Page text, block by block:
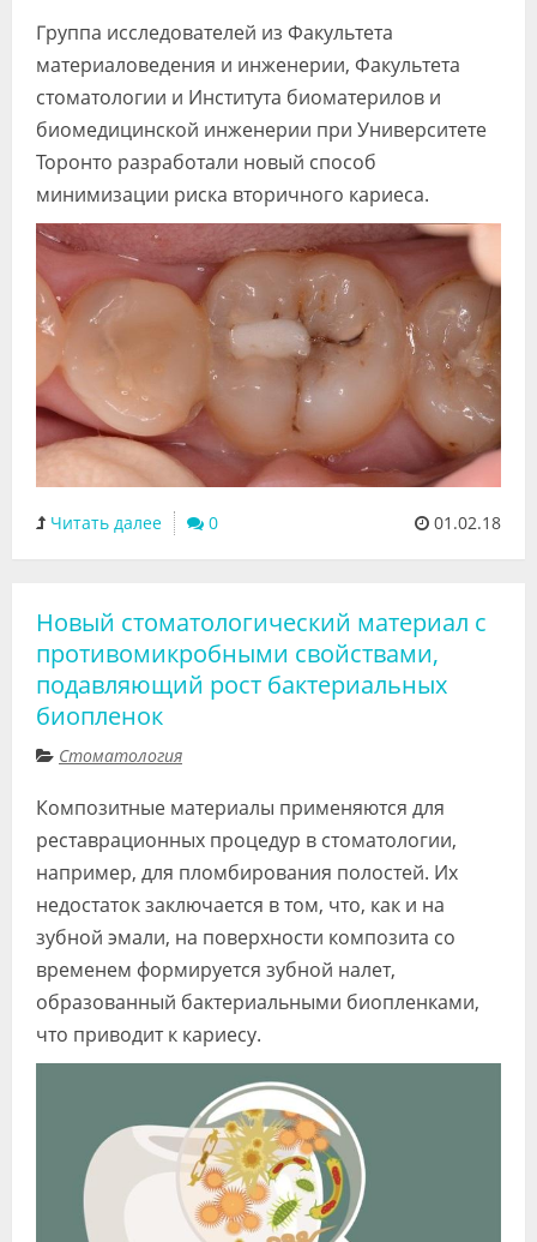
Группа исследователей из Факультета
материаловедения и инженерии, Факультета
стоматологии и Института биоматерилов и
биомедицинской инженерии при Университете
Торонто разработали новый способ
минимизации риска вторичного кариеса.
Читать далее 0 01.02.18
Новый стоматологический материал с
противомикробными свойствами,
подавляющий рост бактериальных
биопленок
Стоматология
Композитные материалы применяются для
реставрационных процедур в стоматологии,
например, для пломбирования полостей. Их
недостаток заключается в том, что, как и на
зубной эмали, на поверхности композита со
временем формируется зубной налет,
образованный бактериальными биопленками,
что приводит к кариесу.